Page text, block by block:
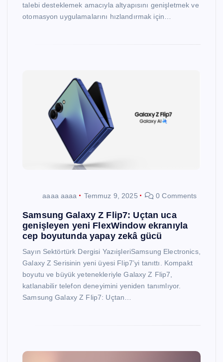
talebi desteklemek amacıyla altyapısını genişletmek ve
otomasyon uygulamalarını hızlandırmak için…
aaaa aaaa Temmuz 9, 2025 0 Comments
Samsung Galaxy Z Flip7: Uçtan uca
genişleyen yeni FlexWindow ekranıyla
cep boyutunda yapay zekâ gücü
Sayın Sektörtürk Dergisi YazıişleriSamsung Electronics,
Galaxy Z Serisinin yeni üyesi Flip7’yi tanıttı. Kompakt
boyutu ve büyük yetenekleriyle Galaxy Z Flip7,
katlanabilir telefon deneyimini yeniden tanımlıyor.
Samsung Galaxy Z Flip7: Uçtan…